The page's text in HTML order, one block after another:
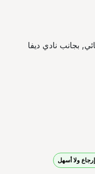
بجانب نادي ديفا
ولا أسهل